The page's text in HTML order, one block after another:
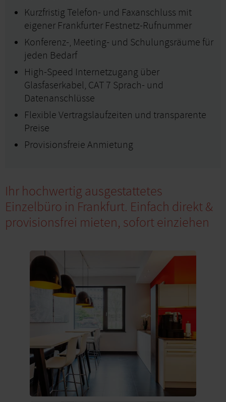
Kurzfristig Telefon- und Faxanschluss mit
eigener Frankfurter Festnetz-Rufnummer
Konferenz-, Meeting- und Schulungsräume für
jeden Bedarf
High-Speed Internetzugang über
Glasfaserkabel, CAT 7 Sprach- und
Datenanschlüsse
Flexible Vertragslaufzeiten und transparente
Preise
Provisionsfreie Anmietung
Ihr hochwertig ausgestattetes
Einzelbüro in Frankfurt. Einfach direkt &
provisionsfrei mieten, sofort einziehen